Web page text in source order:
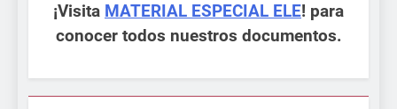
¡Visita MATERIAL ESPECIAL ELE! para
conocer todos nuestros documentos.